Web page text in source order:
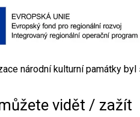
národní kulturní památky
vidět / zažít